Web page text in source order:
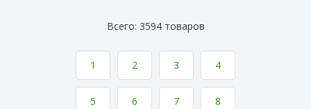
Всего: 3594 товаров
1 2 3 4
5 6 7 8